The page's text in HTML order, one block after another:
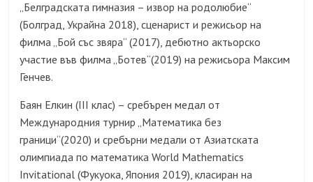
„Белградската гимназия – извор на родолюбие“
(Болград, Украйна 2018), сценарист и режисьор на
филма „Бой със звяра“ (2017), дебютно актьорско
участие във филма „Ботев“(2019) на режисьора Максим
Генчев.
Баян Елкин (III клас) – сребърен медал от
Международния турнир „Математика без
граници“(2020) и сребърни медали от Азиатската
олимпиада по математика World Mathematics
Invitational (Фукуока, Япония 2019), класиран на